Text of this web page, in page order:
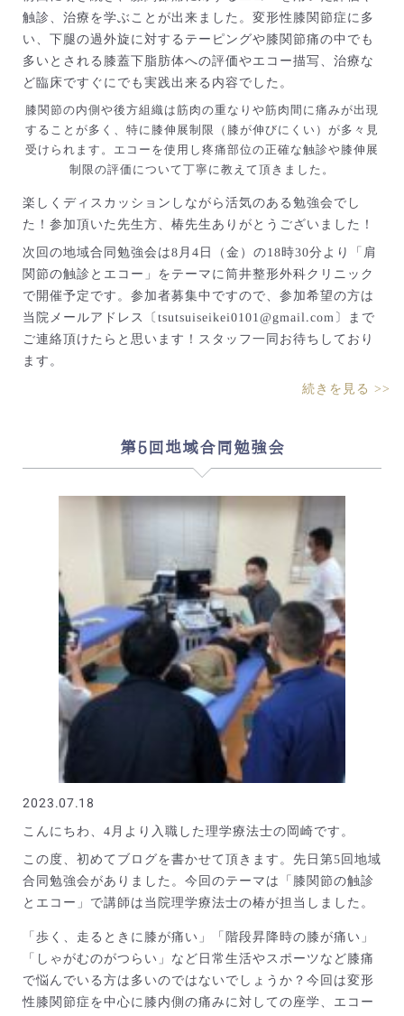
触診、治療を学ぶことが出来ました。変形性膝関節症に多
い、下腿の過外旋に対するテーピングや膝関節痛の中でも
多いとされる膝蓋下脂肪体への評価やエコー描写、治療な
ど臨床ですぐにでも実践出来る内容でした。
膝関節の内側や後方組織は筋肉の重なりや筋肉間に痛みが出現
することが多く、特に膝伸展制限（膝が伸びにくい）が多々見
受けられます。エコーを使用し疼痛部位の正確な触診や膝伸展
制限の評価について丁寧に教えて頂きました。
楽しくディスカッションしながら活気のある勉強会でし
た！参加頂いた先生方、椿先生ありがとうございました！
次回の地域合同勉強会は8月4日（金）の18時30分より「肩
関節の触診とエコー」をテーマに筒井整形外科クリニック
で開催予定です。参加者募集中ですので、参加希望の方は
当院メールアドレス〔tsutsuiseikei0101@gmail.com〕まで
ご連絡頂けたらと思います！スタッフ一同お待ちしており
ます。
続きを見る >>
第5回地域合同勉強会
2023.07.18
こんにちわ、4月より入職した理学療法士の岡崎です。
この度、初めてブログを書かせて頂きます。先日第5回地域
合同勉強会がありました。今回のテーマは「膝関節の触診
とエコー」で講師は当院理学療法士の椿が担当しました。
「歩く、走るときに膝が痛い」「階段昇降時の膝が痛い」
「しゃがむのがつらい」など日常生活やスポーツなど膝痛
で悩んでいる方は多いのではないでしょうか？今回は変形
性膝関節症を中心に膝内側の痛みに対しての座学、エコー